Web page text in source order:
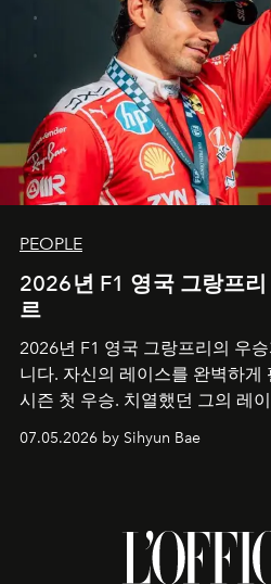
PEOPLE
2026년 F1 영국 그랑프
르
2026년 F1 영국 그랑프리의 우
니다. 자신의 레이스를 완벽하게
시즌 첫 우승. 치열했던 그의 레
07.05.2026 by Sihyun Bae